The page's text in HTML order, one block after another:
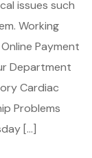
issues such
Working
Payment
Department
Cardiac
Problems
[…]